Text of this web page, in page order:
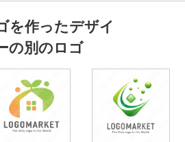
を作ったデザイ
の別のロゴ